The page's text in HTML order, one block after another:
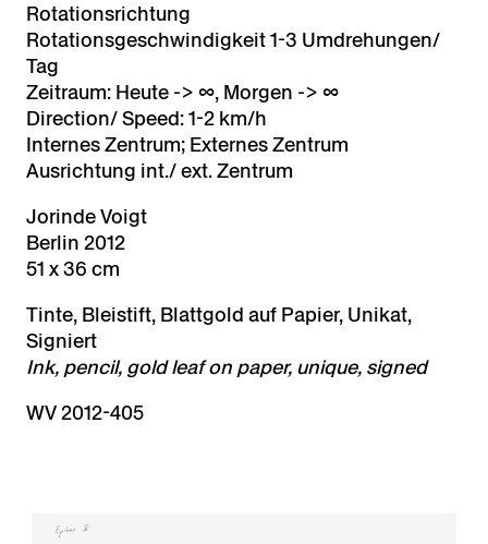
Rotationsrichtung
Rotationsgeschwindigkeit 1-3 Umdrehungen/
Tag
Zeitraum: Heute -> ∞, Morgen -> ∞
Direction/ Speed: 1-2 km/h
Internes Zentrum; Externes Zentrum
Ausrichtung int./ ext. Zentrum
Jorinde Voigt
Berlin 2012
51 x 36 cm
Tinte, Bleistift, Blattgold auf Papier, Unikat,
Signiert
Ink, pencil, gold leaf on paper, unique, signed
WV 2012-405